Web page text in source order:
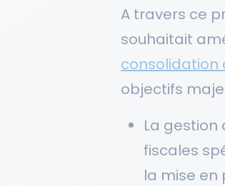
A travers ce
souhaitait
objectifs
La gestion
fiscales
la mise en